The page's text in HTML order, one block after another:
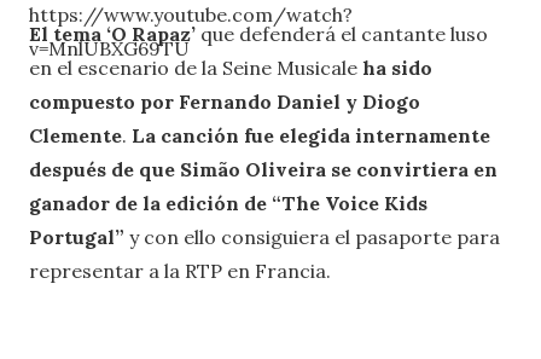
https://www.youtube.com/watch?
v=MnlUBXG69TU
El tema ‘O Rapaz’ que defenderá el cantante luso
en el escenario de la Seine Musicale ha sido
compuesto por Fernando Daniel y Diogo
Clemente. La canción fue elegida internamente
después de que Simão Oliveira se convirtiera en
ganador de la edición de “The Voice Kids
Portugal” y con ello consiguiera el pasaporte para
representar a la RTP en Francia.